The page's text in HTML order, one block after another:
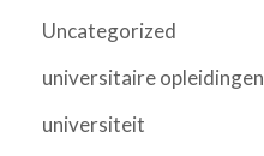
Uncategorized
universitaire opleidingen
universiteit